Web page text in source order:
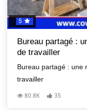
5
Bureau partagé :
de travailler
Bureau partagé : une
travailler
80.8K 35